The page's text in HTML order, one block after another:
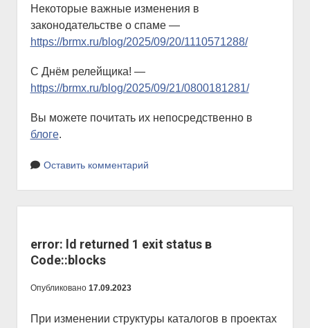
Некоторые важные изменения в
законодательстве о спаме —
https://brmx.ru/blog/2025/09/20/1110571288/
С Днём релейщика! —
https://brmx.ru/blog/2025/09/21/0800181281/
Вы можете почитать их непосредственно в
блоге.
Оставить комментарий
error: ld returned 1 exit status в
Code::blocks
Опубликовано 17.09.2023
При изменении структуры каталогов в проектах